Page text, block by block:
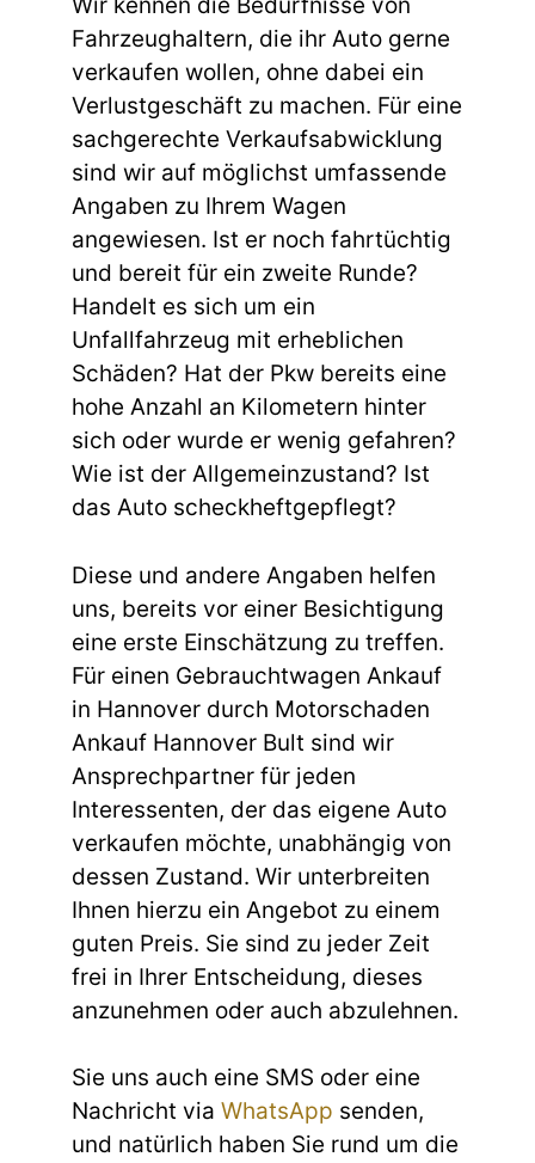
Wir kennen die Bedürfnisse von
Fahrzeughaltern, die ihr Auto gerne
verkaufen wollen, ohne dabei ein
Verlustgeschäft zu machen. Für eine
sachgerechte Verkaufsabwicklung
sind wir auf möglichst umfassende
Angaben zu Ihrem Wagen
angewiesen. Ist er noch fahrtüchtig
und bereit für ein zweite Runde?
Handelt es sich um ein
Unfallfahrzeug mit erheblichen
Schäden? Hat der Pkw bereits eine
hohe Anzahl an Kilometern hinter
sich oder wurde er wenig gefahren?
Wie ist der Allgemeinzustand? Ist
das Auto scheckheftgepflegt?
Diese und andere Angaben helfen
uns, bereits vor einer Besichtigung
eine erste Einschätzung zu treffen.
Für einen Gebrauchtwagen Ankauf
in Hannover durch Motorschaden
Ankauf Hannover Bult sind wir
Ansprechpartner für jeden
Interessenten, der das eigene Auto
verkaufen möchte, unabhängig von
dessen Zustand. Wir unterbreiten
Ihnen hierzu ein Angebot zu einem
guten Preis. Sie sind zu jeder Zeit
frei in Ihrer Entscheidung, dieses
anzunehmen oder auch abzulehnen.
Sie uns auch eine SMS oder eine
Nachricht via WhatsApp senden,
und natürlich haben Sie rund um die